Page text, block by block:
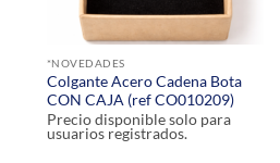
*NOVEDADES
Colgante Acero Cadena Bota
CON CAJA (ref CO010209)
Precio disponible solo para
usuarios registrados.